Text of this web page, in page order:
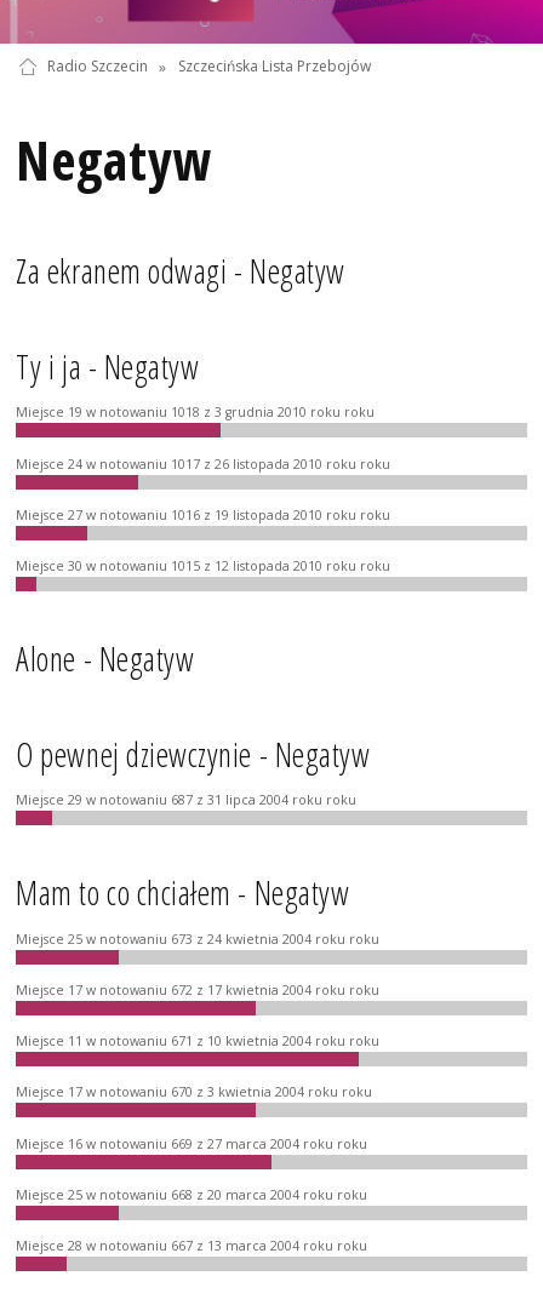
Radio Szczecin » Szczecińska Lista Przebojów
Negatyw
Za ekranem odwagi - Negatyw
Ty i ja - Negatyw
Miejsce 19 w notowaniu 1018 z 3 grudnia 2010 roku roku
Miejsce 24 w notowaniu 1017 z 26 listopada 2010 roku roku
Miejsce 27 w notowaniu 1016 z 19 listopada 2010 roku roku
Miejsce 30 w notowaniu 1015 z 12 listopada 2010 roku roku
Alone - Negatyw
O pewnej dziewczynie - Negatyw
Miejsce 29 w notowaniu 687 z 31 lipca 2004 roku roku
Mam to co chciałem - Negatyw
Miejsce 25 w notowaniu 673 z 24 kwietnia 2004 roku roku
Miejsce 17 w notowaniu 672 z 17 kwietnia 2004 roku roku
Miejsce 11 w notowaniu 671 z 10 kwietnia 2004 roku roku
Miejsce 17 w notowaniu 670 z 3 kwietnia 2004 roku roku
Miejsce 16 w notowaniu 669 z 27 marca 2004 roku roku
Miejsce 25 w notowaniu 668 z 20 marca 2004 roku roku
Miejsce 28 w notowaniu 667 z 13 marca 2004 roku roku